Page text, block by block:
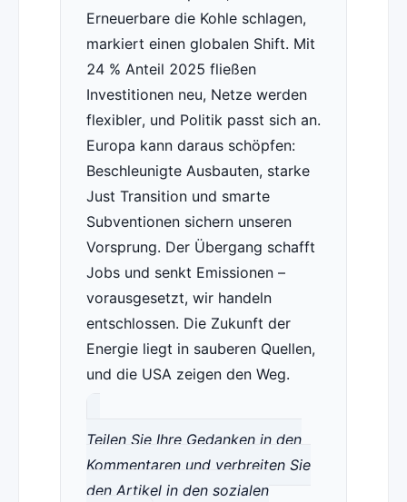
Erneuerbare die Kohle schlagen,
markiert einen globalen Shift. Mit
24 % Anteil 2025 fließen
Investitionen neu, Netze werden
flexibler, und Politik passt sich an.
Europa kann daraus schöpfen:
Beschleunigte Ausbauten, starke
Just Transition und smarte
Subventionen sichern unseren
Vorsprung. Der Übergang schafft
Jobs und senkt Emissionen –
vorausgesetzt, wir handeln
entschlossen. Die Zukunft der
Energie liegt in sauberen Quellen,
und die USA zeigen den Weg.
Teilen Sie Ihre Gedanken in den
Kommentaren und verbreiten Sie
den Artikel in den sozialen